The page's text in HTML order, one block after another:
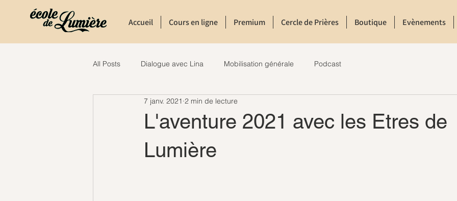
Accueil Cours en ligne Premium Cercle de Prières Boutique Evènements
All Posts Dialogue avec Lina Mobilisation générale Podcast
L'aventure 2021 avec les Etres de
Lumière
7 janv. 2021 2 min de lecture